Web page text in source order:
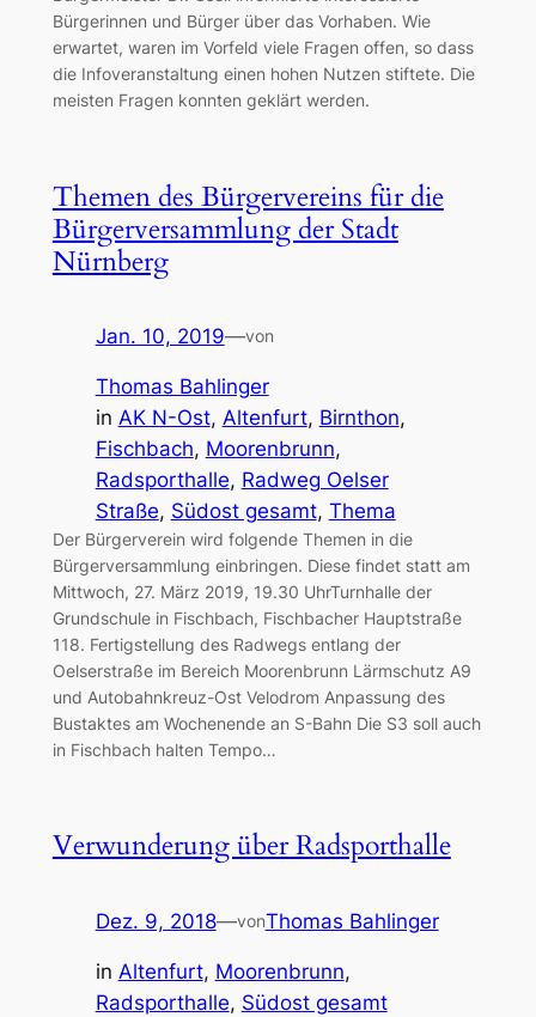
Bürgerinnen und Bürger über das Vorhaben. Wie
erwartet, waren im Vorfeld viele Fragen offen, so dass
die Infoveranstaltung einen hohen Nutzen stiftete. Die
meisten Fragen konnten geklärt werden.
Themen des Bürgervereins für die
Bürgerversammlung der Stadt
Nürnberg
Jan. 10, 2019—von
Thomas Bahlinger
in AK N-Ost, Altenfurt, Birnthon
Fischbach, Moorenbrunn
Radsporthalle, Radweg Oelser
Straße, Südost gesamt, Thema
Der Bürgerverein wird folgende Themen in die
Bürgerversammlung einbringen. Diese findet statt am
Mittwoch, 27. März 2019, 19.30 UhrTurnhalle der
Grundschule in Fischbach, Fischbacher Hauptstraße
118. Fertigstellung des Radwegs entlang der
Oelserstraße im Bereich Moorenbrunn Lärmschutz A9
und Autobahnkreuz-Ost Velodrom Anpassung des
Bustaktes am Wochenende an S-Bahn Die S3 soll auch
in Fischbach halten Tempo…
Verwunderung über Radsporthalle
Dez. 9, 2018—vonThomas Bahlinger
in Altenfurt, Moorenbrunn
Radsporthalle, Südost gesamt